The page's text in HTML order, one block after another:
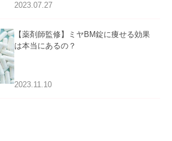
2023.07.27
【薬剤師監修】ミヤBM錠に痩せる効果
は本当にあるの？
2023.11.10